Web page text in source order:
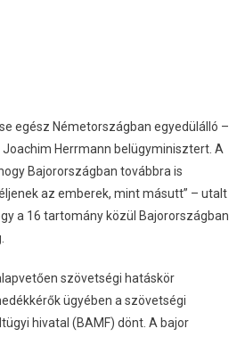
egész Németországban egyedülálló –
Herrmann belügyminisztert. A
Bajorországban továbbra is
az emberek, mint másutt” – utalt
a 16 tartomány közül Bajorországban
szövetségi hatáskör
ügyében a szövetségi
hivatal (BAMF) dönt. A bajor